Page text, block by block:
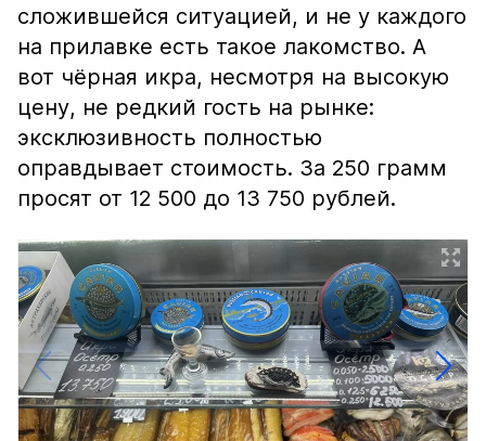
сложившейся ситуацией, и не у каждого
на прилавке есть такое лакомство. А
вот чёрная икра, несмотря на высокую
цену, не редкий гость на рынке:
эксклюзивность полностью
оправдывает стоимость. За 250 грамм
просят от 12 500 до 13 750 рублей.